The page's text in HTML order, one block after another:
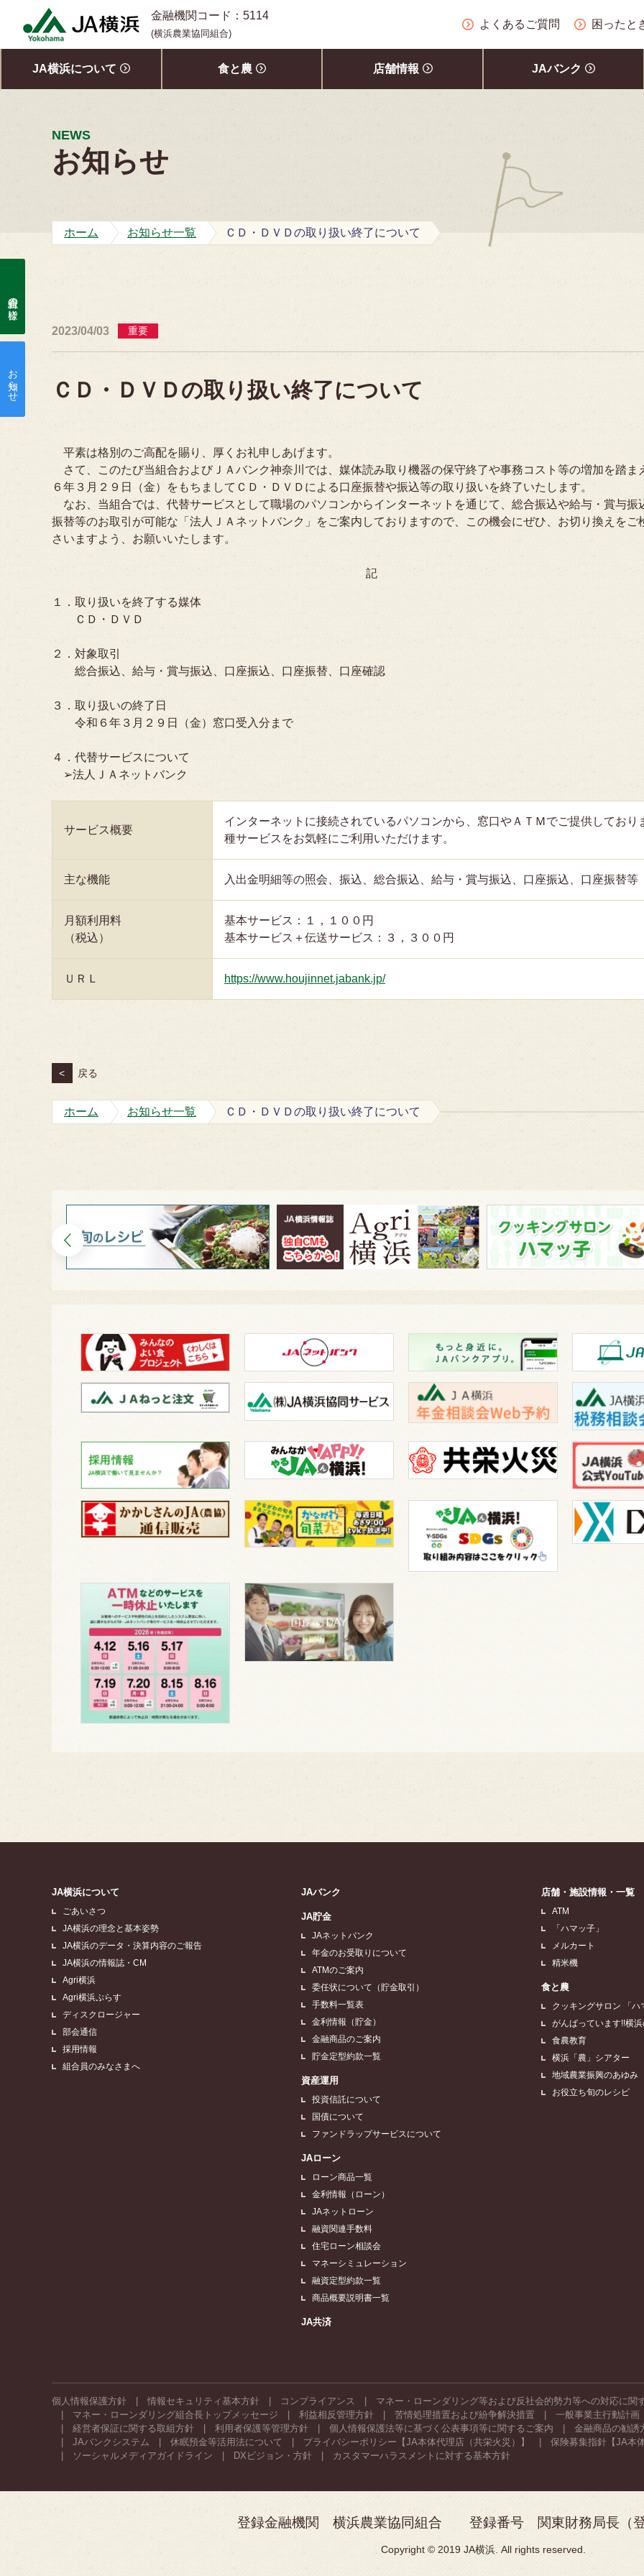
金融機関コード：5114
(横浜農業協同組合)
よくあるご質問 困ったと
JA横浜について 食と農 店舗情報 JAバンク
組合員の皆様
お知らせ
NEWS
お知らせ
ホーム お知らせ一覧 ＣＤ・ＤＶＤの取り扱い終了について
2023/04/03 重要
ＣＤ・ＤＶＤの取り扱い終了について
平素は格別のご高配を賜り、厚くお礼申しあげます。
さて、このたび当組合およびＪＡバンク神奈川では、媒体読み取り機器の保守終了や事務コスト等の増加を踏ま
６年３月２９日（金）をもちましてＣＤ・ＤＶＤによる口座振替や振込等の取り扱いを終了いたします。
なお、当組合では、代替サービスとして職場のパソコンからインターネットを通じて、総合振込や給与・賞与振
振替等のお取引が可能な「法人ＪＡネットバンク」をご案内しておりますので、この機会にぜひ、お切り換えをご
さいますよう、お願いいたします。
記
１．取り扱いを終了する媒体
ＣＤ・ＤＶＤ
２．対象取引
総合振込、給与・賞与振込、口座振込、口座振替、口座確認
３．取り扱いの終了日
令和６年３月２９日（金）窓口受入分まで
４．代替サービスについて
➢法人ＪＡネットバンク
サービス概要
インターネットに接続されているパソコンから、窓口やＡＴＭでご提供しており
種サービスをお気軽にご利用いただけます。
主な機能 入出金明細等の照会、振込、総合振込、給与・賞与振込、口座振込、口座振替等
月額利用料
（税込）
基本サービス：１，１００円
基本サービス＋伝送サービス：３，３００円
ＵＲＬ https://www.houjinnet.jabank.jp/
< 戻る
ホーム お知らせ一覧 ＣＤ・ＤＶＤの取り扱い終了について
JA横浜について
ごあいさつ
JA横浜の理念と基本姿勢
JA横浜のデータ・決算内容のご報告
JA横浜の情報誌・CM
Agri横浜
Agri横浜ぷらす
ディスクロージャー
部会通信
採用情報
組合員のみなさまへ
JAバンク
JA貯金
JAネットバンク
年金のお受取りについて
ATMのご案内
委任状について（貯金取引）
手数料一覧表
金利情報（貯金）
金融商品のご案内
貯金定型約款一覧
資産運用
投資信託について
国債について
ファンドラップサービスについて
JAローン
ローン商品一覧
金利情報（ローン）
JAネットローン
融資関連手数料
住宅ローン相談会
マネーシミュレーション
融資定型約款一覧
商品概要説明書一覧
JA共済
店舗・施設情報・一覧
ATM
「ハマッ子」
メルカート
精米機
食と農
クッキングサロン 「ハ
がんばっています!!横
食農教育
横浜「農」シアター
地域農業振興のあゆみ
お役立ち旬のレシピ
個人情報保護方針 情報セキュリティ基本方針 コンプライアンス
マネー・ローンダリング等および反社会的勢力等への対応に関
マネー・ローンダリング組合長トップメッセージ
利益相反管理方針 苦情処理措置および紛争解決措置
一般事業主行動計画
経営者保証に関する取組方針
利用者保護等管理方針 個人情報保護法等に基づく公表事項等に関するご案内
金融商品の勧誘
JAバンクシステム
休眠預金等活用法について プライバシーポリシー【JA本体代理店（共栄火災）】
保険募集指針【JA本
ソーシャルメディアガイドライン
DXビジョン・方針 カスタマーハラスメントに対する基本方針
登録金融機関 横浜農業協同組合 登録番号 関東財務局長（
Copyright © 2019 JA横浜. All rights reserved.